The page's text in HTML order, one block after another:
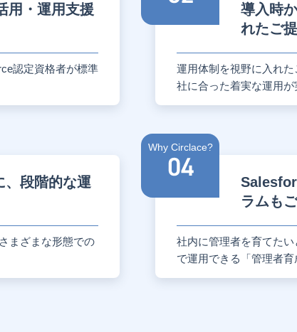
用・運用支援
認定資格者が標準
導入時
れたご
運用体制を視野に入れ
社に合った着実な運用
、段階的な運
まざまな形態での
Why Circlace?
ラムも
社内に管理者を育てた
で運用できる「管理者